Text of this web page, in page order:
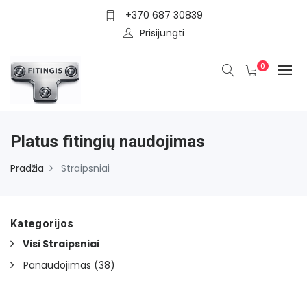
+370 687 30839
Prisijungti
0
Platus fitingių naudojimas
Pradžia Straipsniai
Kategorijos
Visi Straipsniai
Panaudojimas (38)